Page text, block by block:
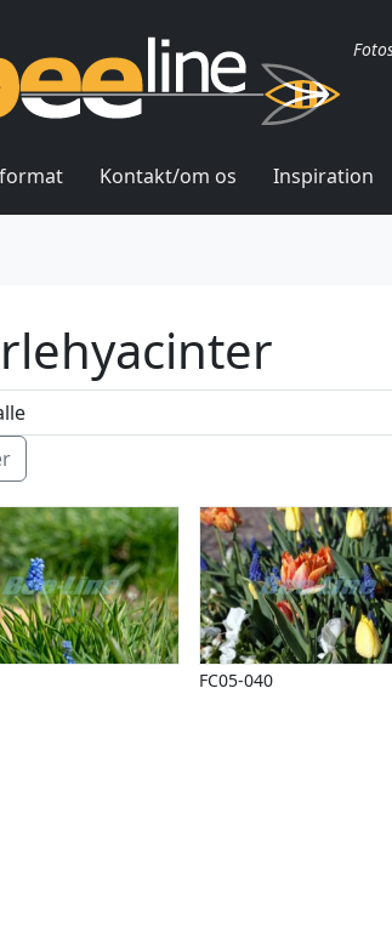
Kontakt/om os Inspiration
FC05-040